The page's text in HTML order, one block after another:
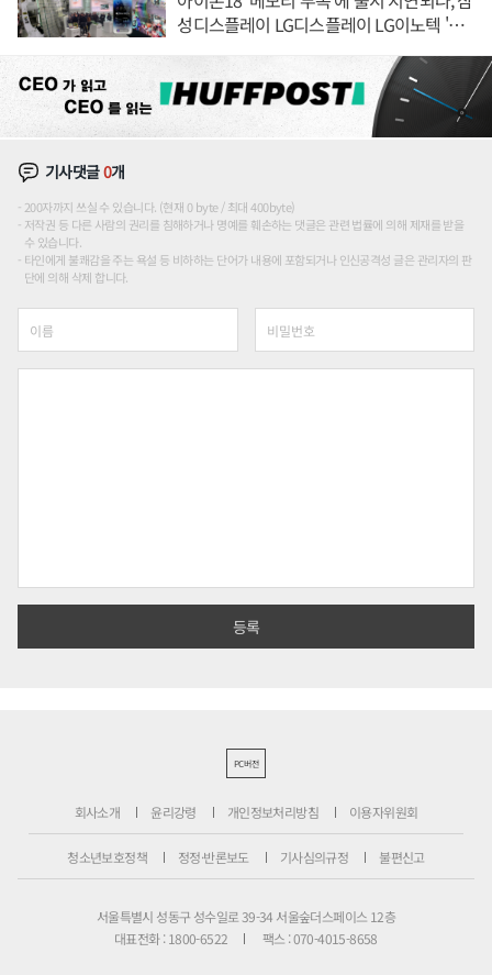
성디스플레이 LG디스플레이 LG이노텍 '탈
기사댓글0개
200자까지 쓰실 수 있습니다. (현재 0 byte / 최대 400byte)
저작권 등 다른 사람의 권리를 침해하거나 명예를 훼손하는 댓글은 관련 법률에 의해 제재를 받을
수 있습니다.
타인에게 불쾌감을 주는 욕설 등 비하하는 단어가 내용에 포함되거나 인신공격성 글은 관리자의 판
단에 의해 삭제 합니다.
PC버전
회사소개 윤리강령 개인정보처리방침 이용자위원회
청소년보호정책 정정·반론보도 기사심의규정 불편신고
서울특별시 성동구 성수일로 39-34 서울숲더스페이스 12층
대표전화 : 1800-6522
팩스 : 070-4015-8658